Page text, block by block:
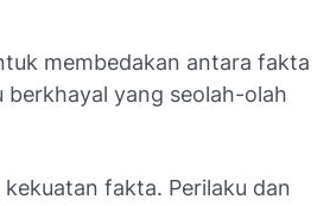
membedakan antara fakta
yang seolah-olah
fakta. Perilaku dan